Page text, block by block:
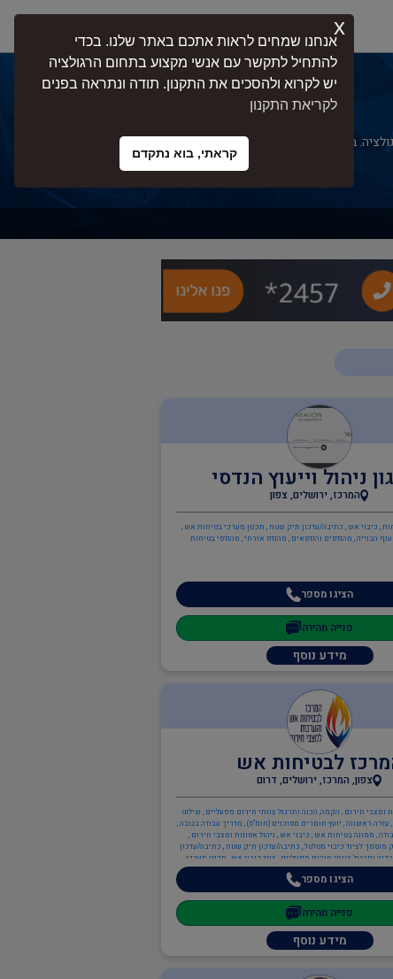
בעמוד זה תוכלו למצוא מומחים בתחום
ניהול וייעוץ הנדסי
המרכז, ירושלים, צפון
, כיבוי אש , כתיבה/עדכון תיק שטח , תכנון מערכי בטיחות אש ,
הבנייה , מהנדסים והנדסאים , מהנדס אזרחי , מהנדסי בטיחות
הציגו מספר
פנייה מהירה
מידע נוסף
לבטיחות אש
צפון, המרכז, ירושלים, דרום
ומצבי חירום , הקמה, הכנה ותרגול צוותי חירום מפעליים , שילוט
עזרה ראשונה , יועץ חומרים מסוכנים (חומ"ס) , מדריך עבודה בגובה ,
, ממונה בטיחות אש , כיבוי אש , ניהול אסונות ומצבי חירום ,
מוסמך לציוד כיבוי מטלטל , כתיבה/עדכון תיק שטח , כתיבה/עדכון
ותרגול צוותי חירום מפעליים , ציוד כיבוי אש , תכנון מערכי
אש , משאבות , מערכות גילוי וכיבוי אש , מערכות כריזת חירום
ממונה בטיחות אש , יועצים משפטיים , עד מומחה
הציגו מספר
פנייה מהירה
מידע נוסף
אנחנו שמחים לראות אתכם באתר שלנו. בכדי
להתחיל לתקשר עם אנשי מקצוע בתחום הרגולציה
יש לקרוא ולהסכים את התקנון. תודה ונתראה בפנים
לקריאת התקנון
קראתי, בוא נתקדם
x